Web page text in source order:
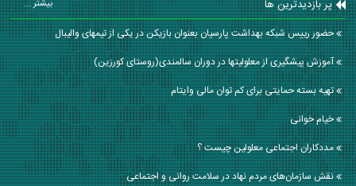
پر بازدیدترین ها بیشتر ...
حضور رییس شبکه بهداشت پارسیان بعنوان بازیکن در یکی از تیمهای والیبال
آموزش پیشگیری از معلولیتها در دوران سالمندی(روستای کورزین)
تهیه بسته حمایتی برای کم توان مالی وایتام
خیام خوانی
مددکاران اجتماعی معلولین چیست ؟
نقش سازمان‌های مردم‌ نهاد در سلامت روانی و اجتماعی